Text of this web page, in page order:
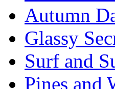
Autumn
Glassy
Surf and
Pines and